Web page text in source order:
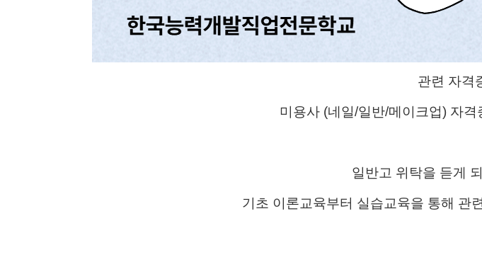
관련 자격
미용사 (네일/일반/메이크업) 자격
일반고 위탁을 듣게
기초 이론교육부터 실습교육을 통해 관